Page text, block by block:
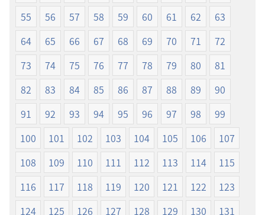
（1985
年
版）
（1985
年
版）
55
56 57 58 59 60 61 62
63
64
65 66 67 68 69 70 71
72
73
74 75 76 77 78 79 80
81
82
83 84 85 86 87 88 89
90
91
92 93 94 95 96 97 98
99
100
101 102 103 104 105 106
107
108
109 110 111 112 113 114
115
116
117 118 119 120 121 122
123
124
125 126 127 128 129 130
131